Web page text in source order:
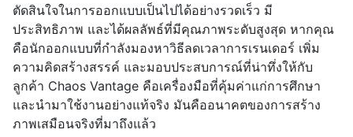
ตัดสินใจในการออกแบบเป็นไปได้อย่างรวดเร็ว มี
ประสิทธิภาพ และได้ผลลัพธ์ที่มีคุณภาพระดับสูงสุด หากคุณ
คือนักออกแบบที่กำลังมองหาวิธีลดเวลาการเรนเดอร์ เพิ่ม
ความคิดสร้างสรรค์ และมอบประสบการณ์ที่น่าทึ่งให้กับ
ลูกค้า Chaos Vantage คือเครื่องมือที่คุ้มค่าแก่การศึกษา
และนำมาใช้งานอย่างแท้จริง มันคืออนาคตของการสร้าง
ภาพเสมือนจริงที่มาถึงแล้ว